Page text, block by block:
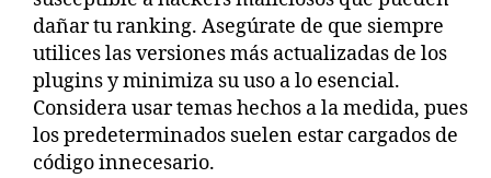
dañar tu ranking. Asegúrate de que siempre
utilices las versiones más actualizadas de los
plugins y minimiza su uso a lo esencial.
Considera usar temas hechos a la medida, pues
los predeterminados suelen estar cargados de
código innecesario.